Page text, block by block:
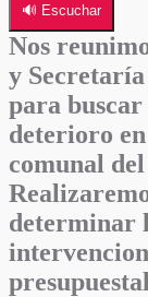
🔊 Escuchar
Nos
y
para buscar
deterioro en
comunal
determinar